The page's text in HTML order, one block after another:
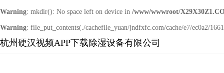
Warning: mkdir(): No space left on device in /www/wwwroot/
Warning: file_put_contents(./cachefile_yuan/jndfxfc.com/cache/e7/ec0a2/
杭州硬汉视频APP下载除湿设备有限公司